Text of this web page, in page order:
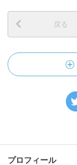
戻る
プロフィール